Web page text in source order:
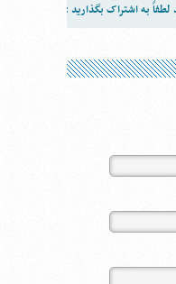
به اشتراک بگذارید :